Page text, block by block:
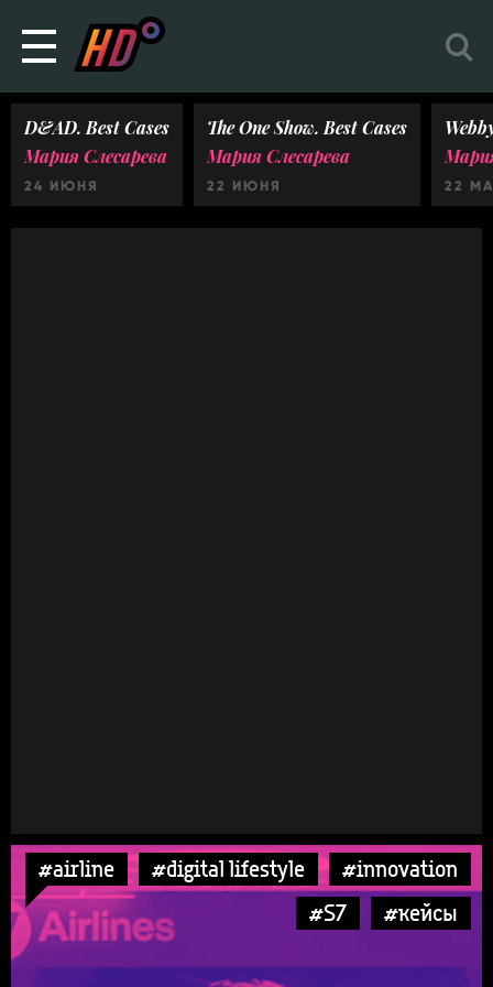
D&AD. Best Cases
Мария Слесарева
24 ИЮНЯ
The One Show. Best Cases
Мария Слесарева
22 ИЮНЯ 22
#airline #digital lifestyle
#innovation
#S7
#кейсы